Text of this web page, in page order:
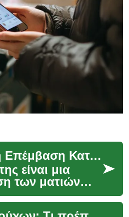
Χειρουργική Επέμβαση Καταρράκτη: Τι Πρέπει να Γνωρίζετε
είναι μια
των ματιών
εκατομμύρια